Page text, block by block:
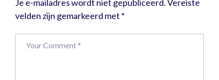
Je e-mailadres wordt niet gepubliceerd.Vereiste
velden zijn gemarkeerd met *